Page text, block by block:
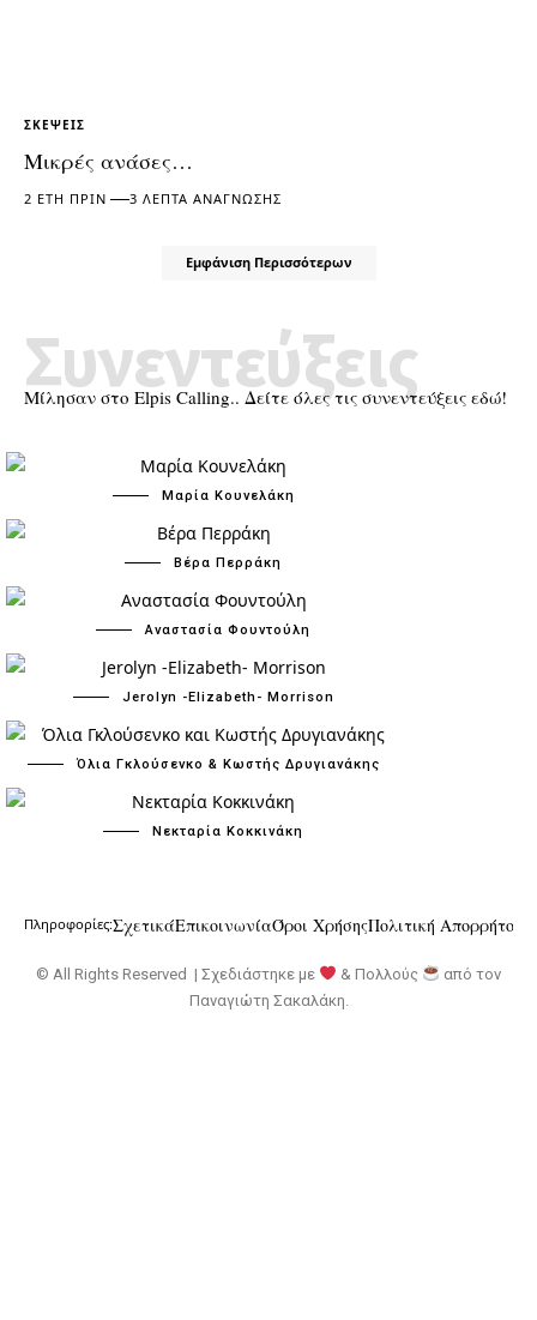
ΣΚΈΨΕΙΣ
Μικρές ανάσες…
2 ΈΤΗ ΠΡΙΝ 3 ΛΕΠΤΆ ΑΝΆΓΝΩΣΗΣ
Εμφάνιση Περισσότερων
Μίλησαν στο Elpis Calling.. Δείτε όλες τις συνεντεύξεις εδώ!
Συνεντεύξεις
Μαρία Κουνελάκη
Βέρα Περράκη
Αναστασία Φουντούλη
Jerolyn -Elizabeth- Morrison
Όλια Γκλούσενκο & Κωστής Δρυγιανάκης
Νεκταρία Κοκκινάκη
Πληροφορίες:ΣχετικάΕπικοινωνίαΌροι ΧρήσηςΠολιτική Απορρήτου
© All Rights Reserved | Σχεδιάστηκε με & Πολλούς
από τον
Παναγιώτη Σακαλάκη